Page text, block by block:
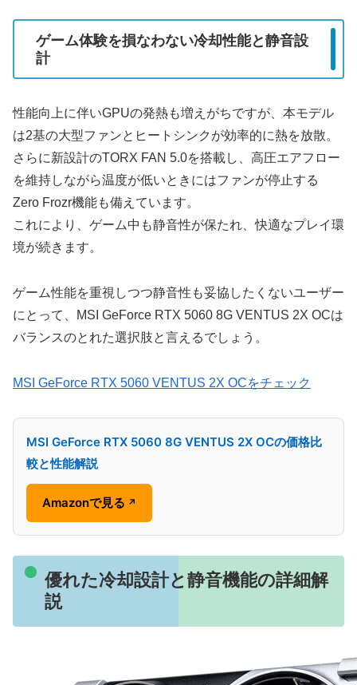
ゲーム体験を損なわない冷却性能と静音設
計
性能向上に伴いGPUの発熱も増えがちですが、本モデル
は2基の大型ファンとヒートシンクが効率的に熱を放散。
さらに新設計のTORX FAN 5.0を搭載し、高圧エアフロー
を維持しながら温度が低いときにはファンが停止する
Zero Frozr機能も備えています。
これにより、ゲーム中も静音性が保たれ、快適なプレイ環
境が続きます。
ゲーム性能を重視しつつ静音性も妥協したくないユーザー
にとって、MSI GeForce RTX 5060 8G VENTUS 2X OCは
バランスのとれた選択肢と言えるでしょう。
MSI GeForce RTX 5060 VENTUS 2X OCをチェック
MSI GeForce RTX 5060 8G VENTUS 2X OCの価格比
較と性能解説
Amazonで見る ↗
優れた冷却設計と静音機能の詳細解
説